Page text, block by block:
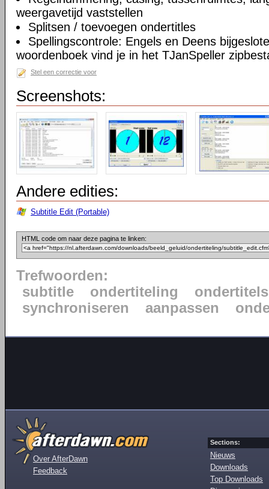
weergavetijd vaststellen
Splitsen / toevoegen ondertitles
Spellingscontrole: Engels en Deens
woordenboek vind je in het TJanSpeller
Stel een correctie voor
Screenshots:
Andere edities:
Subtitle Edit (Portable)
HTML code om naar deze pagina te linken:
Trefwoorden:
subtitle
ondertiteling
ondertitels
synchroniseren
aanpassen
Over AfterDawn
Feedback
Sections:
Nieuws
Downloads
Top Downloads